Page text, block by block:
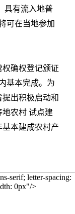
具有流入地普
可在当地参加
确权登记颁证
基本完成。为
出积极启动和
农村 试点建
基本建成农村产
serif; letter-spacing:
0px"/>